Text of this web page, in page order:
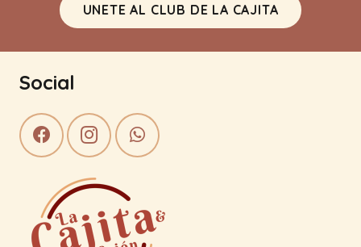
UNETE AL CLUB DE LA CAJITA
Social